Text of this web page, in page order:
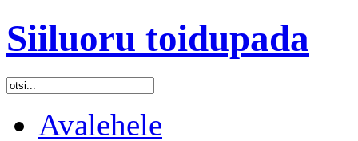
Siiluoru toidupada
Avalehele